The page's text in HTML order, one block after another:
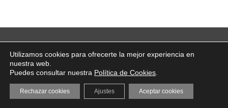
Utilizamos cookies para ofrecerte la mejor experiencia en
nuestra web.
Puedes consultar nuestra Política de Cookies
Aceptar cookies
Rechazar cookies Ajustes